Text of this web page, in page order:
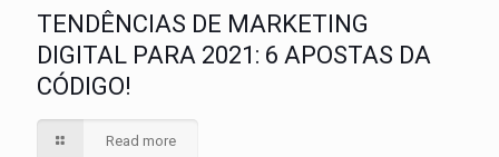
TENDÊNCIAS DE MARKETING
DIGITAL PARA 2021: 6 APOSTAS DA
CÓDIGO!
Read more